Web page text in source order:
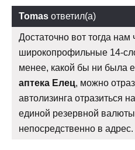
Tomas ответил(а)
Достаточно вот тогда нам
широкопрофильные 14-
менее, какой бы ни была
аптека Елец, можно
автолизинга отразиться
единой резервной
непосредственно в адрес.